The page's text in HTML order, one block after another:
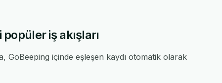
iş akışları
içinde eşleşen kaydı otomatik olarak